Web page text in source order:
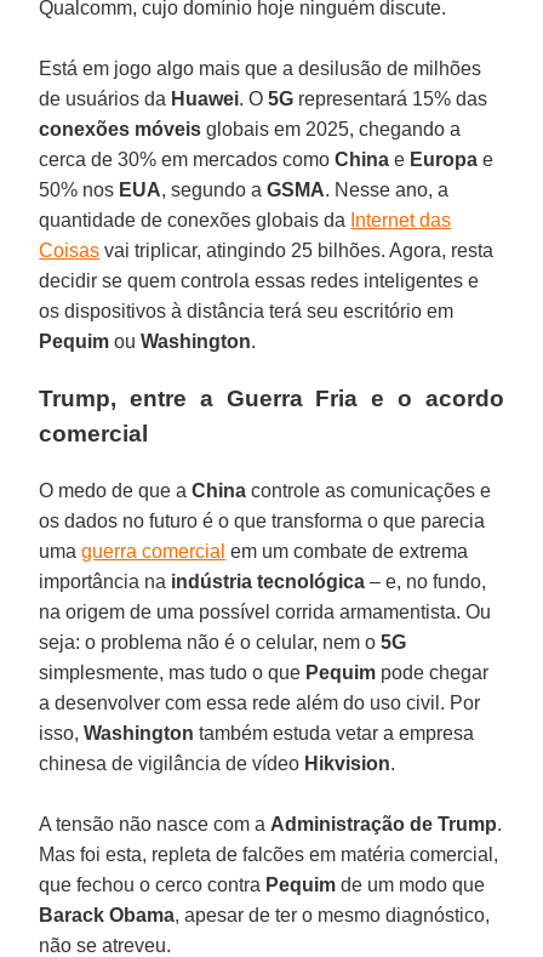
Qualcomm, cujo domínio hoje ninguém discute.
Está em jogo algo mais que a desilusão de milhões
de usuários da Huawei. O5G representará 15% das
conexões móveis globais em 2025, chegando a
cerca de 30% em mercados comoChina e Europa e
50% nos EUA, segundo aGSMA. Nesse ano, a
quantidade de conexões globais da Internet das
Coisas vai triplicar, atingindo 25 bilhões. Agora, resta
decidir se quem controla essas redes inteligentes e
os dispositivos à distância terá seu escritório em
Pequim ouWashington.
Trump, entre a Guerra Fria e o acordo
comercial
O medo de que aChinacontrole as comunicações e
os dados no futuro é o que transforma o que parecia
umaguerra comercial em um combate de extrema
importância na indústria tecnológica – e, no fundo,
na origem de uma possível corrida armamentista. Ou
seja: o problema não é o celular, nem o5G
simplesmente, mas tudo o que Pequim pode chegar
a desenvolver com essa rede além do uso civil. Por
isso,Washington também estuda vetar a empresa
chinesa de vigilância de vídeo Hikvision.
A tensão não nasce com a Administração de Trump.
Mas foi esta, repleta de falcões em matéria comercial,
que fechou o cerco contra Pequim de um modo que
Barack Obama, apesar de ter o mesmo diagnóstico,
não se atreveu.